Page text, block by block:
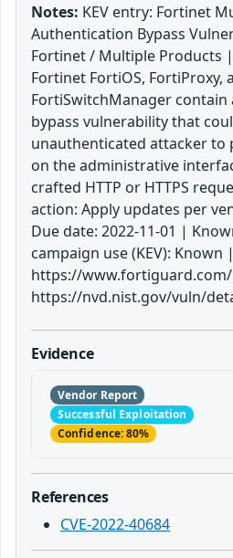
Notes: KEV entry: Fortinet
Authentication Bypass
Fortinet / Multiple Products
Fortinet FortiOS, FortiProxy,
FortiSwitchManager
bypass vulnerability that
unauthenticated attacker
on the administrative
crafted HTTP or HTTPS
action: Apply updates per
Due date: 2022-11-01 |
campaign use (KEV): Known
https://www.fortiguard.com/
https://nvd.nist.gov/vuln/
Evidence
Vendor Report
Successful Exploitation
Confidence: 80%
References
CVE-2022-40684